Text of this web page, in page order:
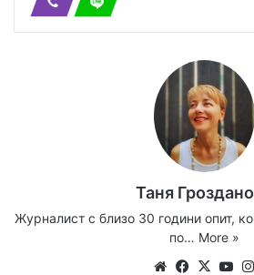
Таня
Журналист с близо 30 години опит,
по… More »
WebsiteFacebook
X